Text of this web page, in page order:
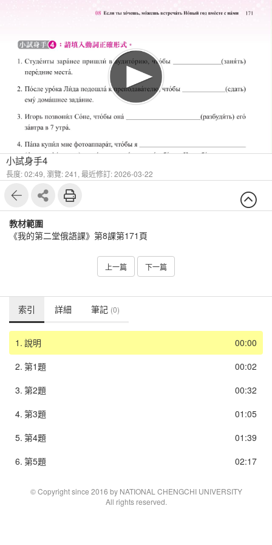
16
小試身手4
長度: 02:49, 瀏覽: 241, 最近修訂: 2026-03-22
教材範圍
《我的第二堂俄語課》第8課第171頁
上一篇 下一篇
索引 詳細 筆記 (0)
00:00
1. 說明
00:02
2. 第1題
00:32
3. 第2題
01:05
4. 第3題
01:39
5. 第4題
02:17
6. 第5題
© Copyright since 2016 by NATIONAL CHENGCHI UNIVERSITY
All rights reserved.